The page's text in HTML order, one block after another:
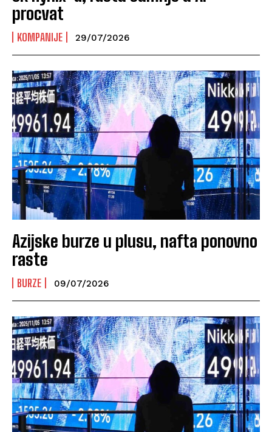
procvat
KOMPANIJE 29/07/2026
Azijske burze u plusu, nafta ponovno
raste
BURZE 09/07/2026